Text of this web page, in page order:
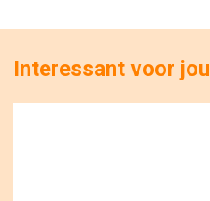
Interessant voor jou